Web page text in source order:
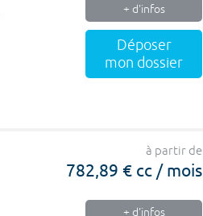
+ d'infos
Déposer
mon dossier
à partir de
782,89 € cc / mois
+ d'infos